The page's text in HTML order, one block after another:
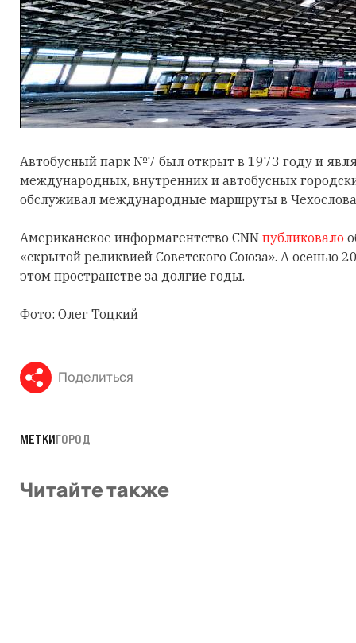
Автобусный парк №7 был открыт в 1973 году и
международных, внутренних и автобусных
обслуживал международные маршруты в
Американское информагентство CNN публиковало
«скрытой реликвией Советского Союза». А осенью
этом пространстве за долгие годы.
Фото: Олег Тоцкий
Поделиться
МЕТКИГОРОД
Читайте также